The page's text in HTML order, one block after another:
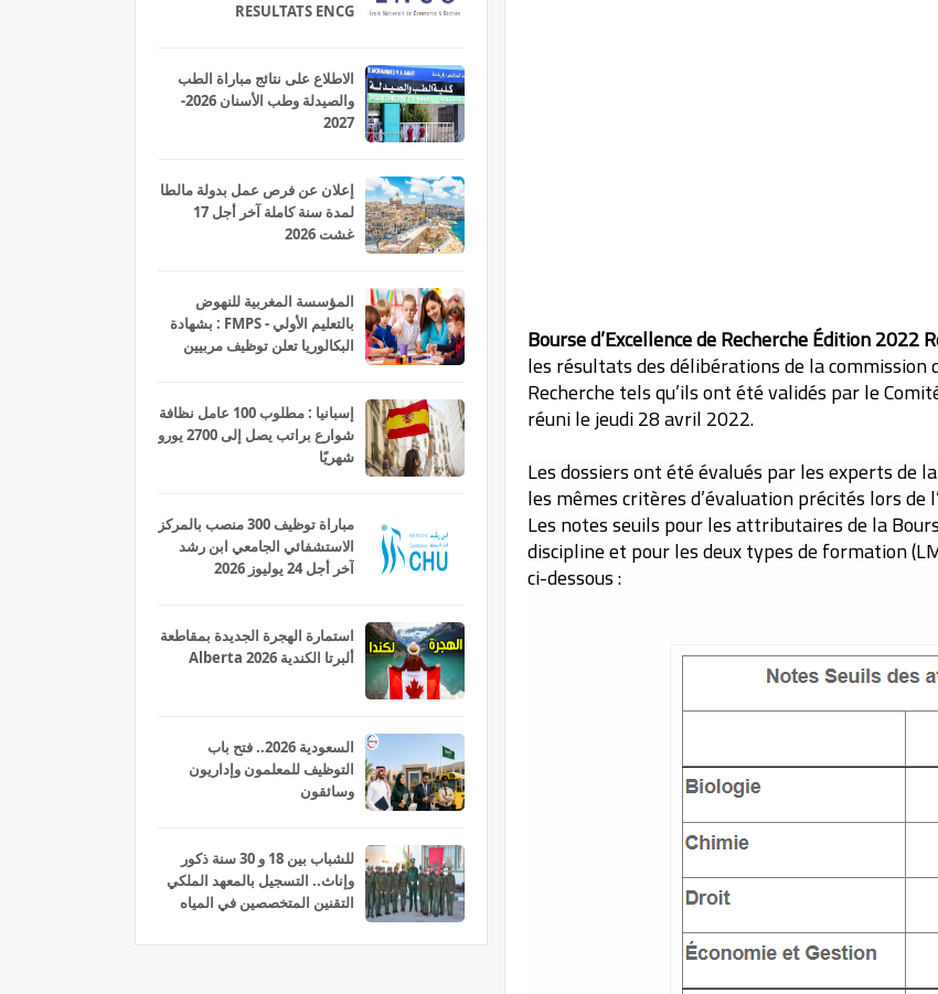
Bourse d’Excellence de Recherche Édition 2022
les résultats des délibérations de la commission
Recherche tels qu’ils ont été validés par le
réuni le jeudi 28 avril 2022.
Les dossiers ont été évalués par les experts de
les mêmes critères d’évaluation précités lors
Les notes seuils pour les attributaires de la
discipline et pour les deux types de formation
ci-dessous :
RESULTATS ENCG
الاطلاع على نتائج مباراة الطب
والصيدلة وطب الأسنان 2026-
2027
إعلان عن فرص عمل بدولة مالطا
لمدة سنة كاملة آخر أجل 17
غشت 2026
المؤسسة المغربية للنهوض
بالتعليم الأولي - FMPS : بشهادة
البكالوريا تعلن توظيف مربيين
إسبانيا : مطلوب 100 عامل نظافة
شوارع براتب يصل إلى 2700 يورو
شهريًا
مباراة توظيف 300 منصب بالمركز
الاستشفائي الجامعي ابن رشد
آخر أجل 24 يوليوز 2026
استمارة الهجرة الجديدة بمقاطعة
ألبرتا الكندية Alberta 2026
السعودية 2026.. فتح باب
التوظيف للمعلمون وإداريون
وسائقون
للشباب بين 18 و 30 سنة ذكور
وإناث.. التسجيل بالمعهد الملكي
التقنين المتخصصين في المياه